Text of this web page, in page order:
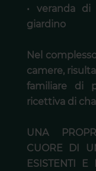
• veranda di
giardino
Nel
camere,
familiare di
ricettiva di
UNA
CUORE DI
ESISTENTI E